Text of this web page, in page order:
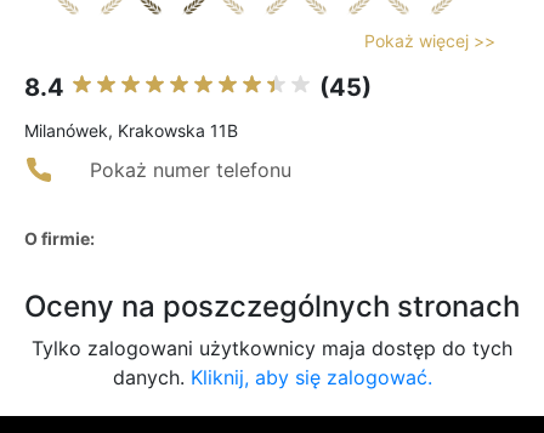
Pokaż więcej >>
8.4 (45)
Milanówek, Krakowska 11B
Pokaż numer telefonu
O firmie:
Oceny na poszczególnych stronach
Tylko zalogowani użytkownicy maja dostęp do tych
danych. Kliknij, aby się zalogować.